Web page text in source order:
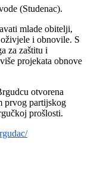
(Studenac).
mlade obitelji,
i obnovile. S
za zaštitu i
projekata obnove
otvorena
prvog partijskog
prošlosti.